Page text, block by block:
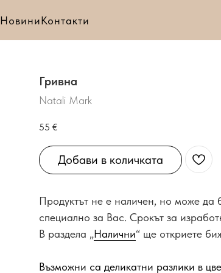
НовиниКонтакти
Гривна
Natali Mark
55 €
Добави в количката
Продуктът не е наличен, но може да
специално за Вас. Срокът за
В раздела „Налични“ ще откриете
Възможни са деликатни разлики в